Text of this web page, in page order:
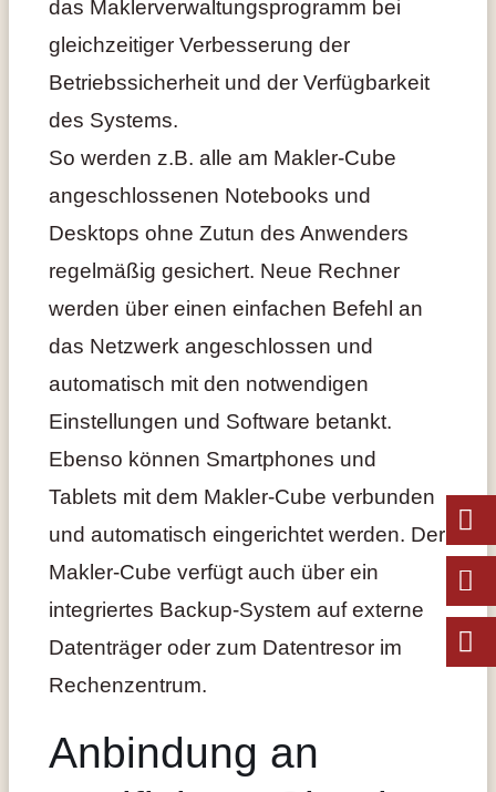
das Maklerverwaltungsprogramm bei
gleichzeitiger Verbesserung der
Betriebssicherheit und der Verfügbarkeit
des Systems.
So werden z.B. alle am Makler-Cube
angeschlossenen Notebooks und
Desktops ohne Zutun des Anwenders
regelmäßig gesichert. Neue Rechner
werden über einen einfachen Befehl an
das Netzwerk angeschlossen und
automatisch mit den notwendigen
Einstellungen und Software betankt.
Ebenso können Smartphones und
Tablets mit dem Makler-Cube verbunden
und automatisch eingerichtet werden. Der
Makler-Cube verfügt auch über ein
integriertes Backup-System auf externe
Datenträger oder zum Datentresor im
Rechenzentrum.
Anbindung an